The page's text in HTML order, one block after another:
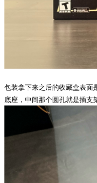
包装拿下来之后的收藏盒表面
底座，中间那个圆孔就是插支